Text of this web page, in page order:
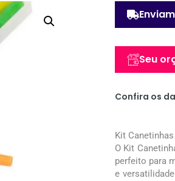
Seu
Confira os
Kit
O Kit
perfeito para
e